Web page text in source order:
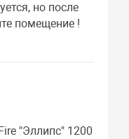
но после
помещение !
"Эллипс" 1200